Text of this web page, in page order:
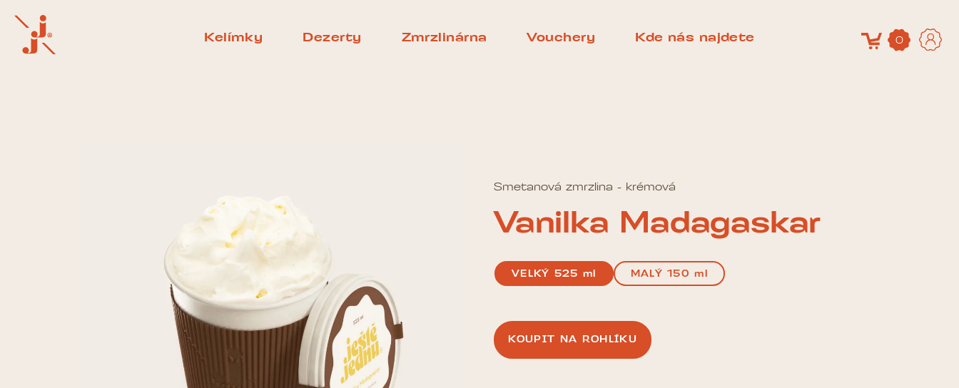
Kelímky Dezerty Zmrzlinárna Vouchery Kde nás najdete 0
Smetanová zmrzlina - krémová
Vanilka Madagaskar
VELKÝ 525 ml MALÝ 150 ml
KOUPIT NA ROHLÍKU